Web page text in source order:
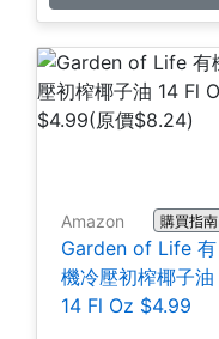
Amazon 購買指南
Garden of Life 有
機冷壓初榨椰子油
14 Fl Oz $4.99